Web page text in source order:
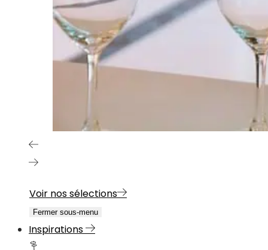
Voir nos sélections
Fermer sous-menu
Inspirations